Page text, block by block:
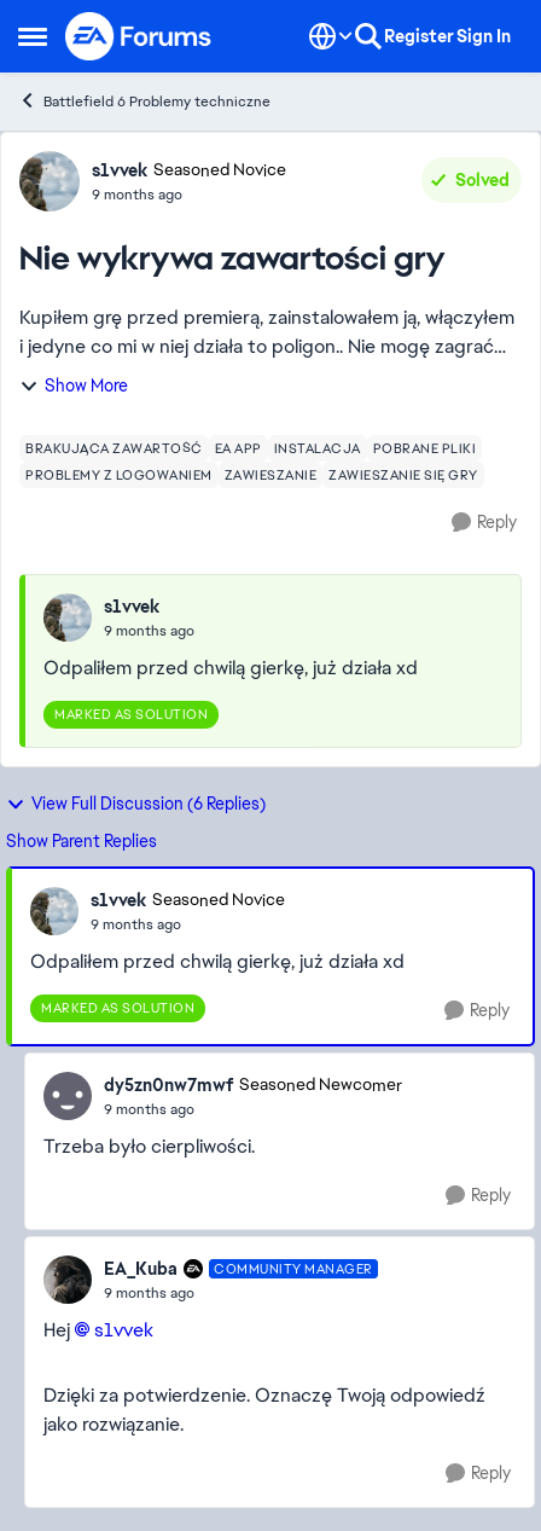
Open Side Menu
Skip to content RegisterSign In
Battlefield 6 Problemy techniczne
Forum Discussion
s1vvek Seasoned Novice
9 months ago
Solved
Nie wykrywa zawartości gry
Kupiłem grę przed premierą, zainstalowałem ją, włączyłem
i jedyne co mi w niej działa to poligon.. Nie mogę zagrać
ani w kampanię ani w multiplayer, bo mam "niepobraną
Show More
BRAKUJĄCA ZAWARTOŚĆ EA APP INSTALACJA
POBRANE PLIKI
PROBLEMY Z LOGOWANIEM
ZAWIESZANIE ZAWIESZANIE SIĘ GRY
Reply
s1vvek
9 months ago
Odpaliłem przed chwilą gierkę, już działa xd
MARKED AS SOLUTION
View Full Discussion (6 Replies)
Show Parent Replies
s1vvek Seasoned Novice
9 months ago
Odpaliłem przed chwilą gierkę, już działa xd
MARKED AS SOLUTION Reply
dy5zn0nw7mwf Seasoned Newcomer
9 months ago
Trzeba było cierpliwości.
Reply
EA_Kuba COMMUNITY MANAGER
9 months ago
Hej s1vvek​
Dzięki za potwierdzenie. Oznaczę Twoją odpowiedź
jako rozwiązanie.
Reply